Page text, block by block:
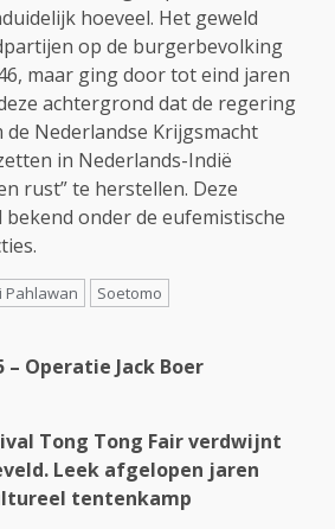
hoeveel. Het geweld
op de burgerbevolking
maar ging door tot eind jaren
achtergrond dat de regering
de Nederlandse Krijgsmacht
in Nederlands-Indië
rust” te herstellen. Deze
onder de eufemistische
Pahlawan Soetomo
– Operatie Jack Boer
Tong Tong Fair verdwijnt
Leek afgelopen jaren
tentenkamp